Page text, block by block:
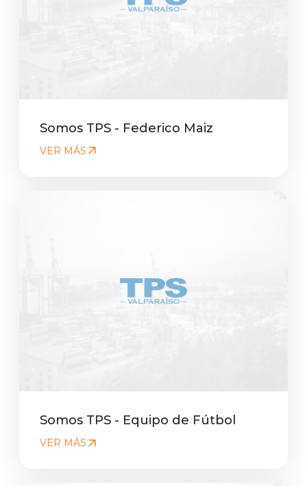
Somos TPS - Federico Maiz
VER MÁS
Somos TPS - Equipo de Fútbol
VER MÁS